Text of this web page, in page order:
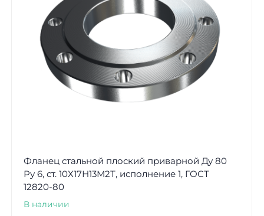
Фланец стальной плоский приварной Ду 80
Ру 6, ст. 10Х17Н13М2Т, исполнение 1, ГОСТ
12820-80
В наличии